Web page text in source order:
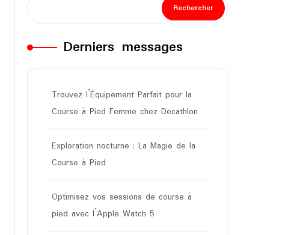
Rechercher
Derniers messages
Trouvez l’Équipement Parfait pour la
Course à Pied Femme chez Decathlon
Exploration nocturne : La Magie de la
Course à Pied
Optimisez vos sessions de course à
pied avec l’Apple Watch 5